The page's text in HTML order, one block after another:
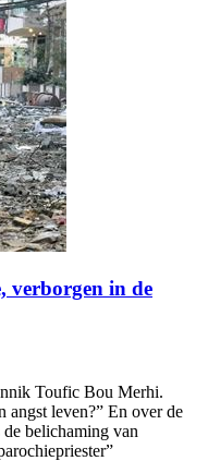
verborgen in de
Toufic Bou Merhi.
angst leven?” En over de
belichaming van